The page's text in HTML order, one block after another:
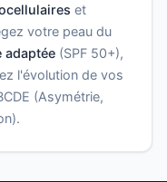
et
votre peau du
adaptée (SPF 50+),
l'évolution de vos
(Asymétrie,